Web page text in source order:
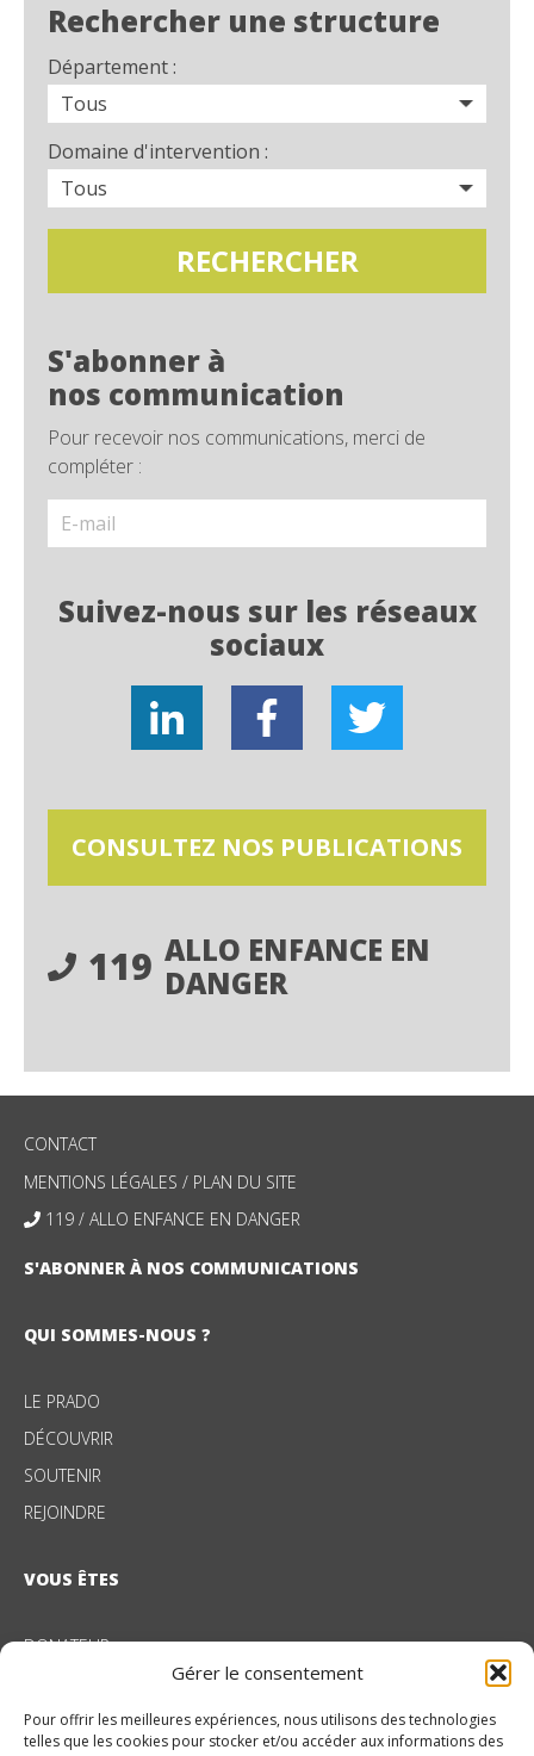
Gérer le consentement
Pour offrir les meilleures expériences, nous utilisons des technologies
telles que les cookies pour stocker et/ou accéder aux informations des
Rechercher une structure
Département :
Domaine d'intervention :
S'abonner à
nos communication
Pour recevoir nos communications, merci de
compléter :
Suivez-nous sur les réseaux
sociaux
CONSULTEZ NOS PUBLICATIONS
119 ALLO ENFANCE EN
DANGER
QUI SOMMES-NOUS ?
LE PRADO
DÉCOUVRIR
SOUTENIR
REJOINDRE
VOUS ÊTES
DONATEUR
NOS DOMAINES D’ACTION
CONTACT
MENTIONS LÉGALES / PLAN DU SITE
119 / ALLO ENFANCE EN DANGER
S'ABONNER À NOS COMMUNICATIONS